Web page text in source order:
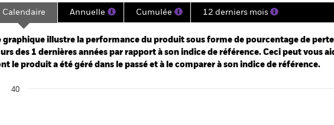
2024-11-30 00:00:00 to 2026-07-31 00:00:00.
-80 to 160.
Calendaire Annuelle Cumulée 12 derniers mois
graphique illustre la performance du produit sous forme de pourcentage de perte
des 1 dernières années par rapport à son indice de référence. Ceci peut vous
le produit a été géré dans le passé et à le comparer à son indice de référence.
chart with 3 data series.
40